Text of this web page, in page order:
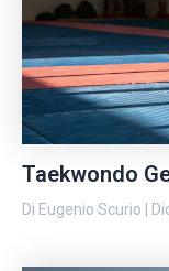
Taekwondo
Di Eugenio Scurio